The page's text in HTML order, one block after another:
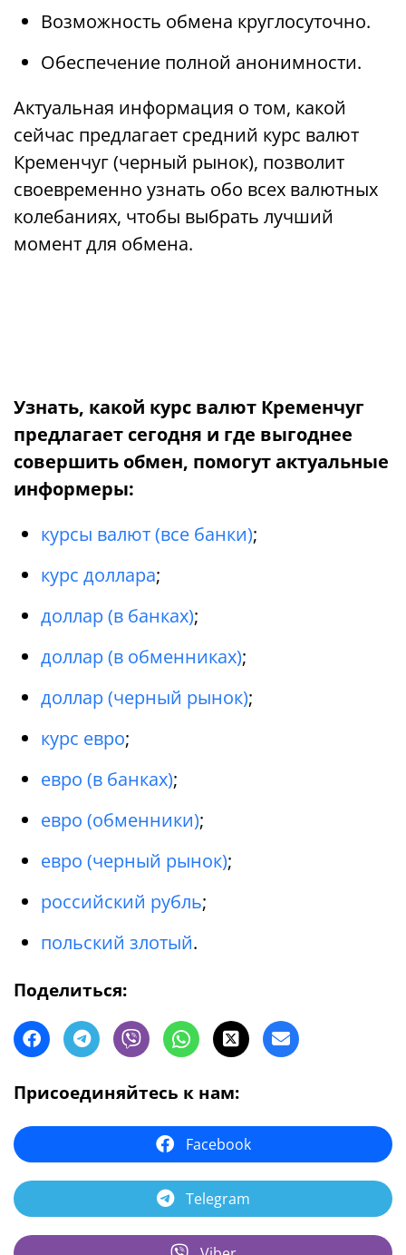
Возможность обмена круглосуточно.
Обеспечение полной анонимности.
Актуальная информация о том, какой
сейчас предлагает средний курс валют
Кременчуг (черный рынок), позволит
своевременно узнать обо всех валютных
колебаниях, чтобы выбрать лучший
момент для обмена.
Узнать, какой курс валют Кременчуг
предлагает сегодня и где выгоднее
совершить обмен, помогут актуальные
информеры:
курсы валют (все банки);
курс доллара;
доллар (в банках);
доллар (в обменниках);
доллар (черный рынок);
курс евро;
евро (в банках);
евро (обменники);
евро (черный рынок);
российский рубль;
польский злотый.
Поделиться:
Присоединяйтесь к нам:
Facebook
Telegram